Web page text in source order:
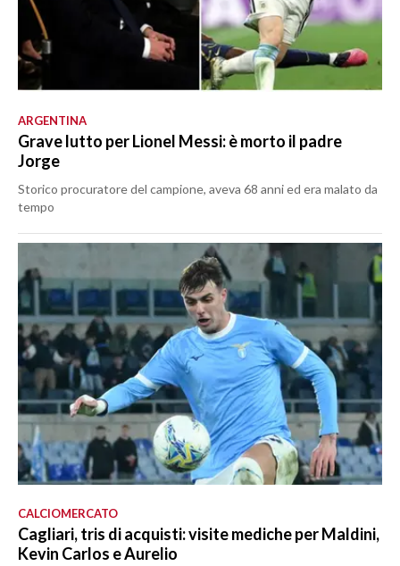
ARGENTINA
Grave lutto per Lionel Messi: è morto il padre
Jorge
Storico procuratore del campione, aveva 68 anni ed era malato da
tempo
CALCIOMERCATO
Cagliari, tris di acquisti: visite mediche per Maldini,
Kevin Carlos e Aurelio